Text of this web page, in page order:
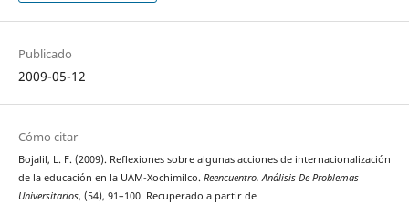
Publicado
2009-05-12
Cómo citar
Bojalil, L. F. (2009). Reflexiones sobre algunas acciones de internacionalización
de la educación en la UAM-Xochimilco. Reencuentro. Análisis De Problemas
Universitarios, (54), 91–100. Recuperado a partir de